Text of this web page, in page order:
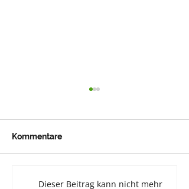
GESUCHT: Disponent/-
Kommentare
Dieser Beitrag kann nicht mehr